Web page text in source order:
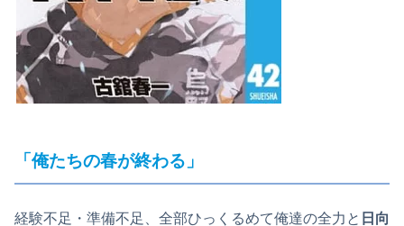
「俺たちの春が終わる」
経験不足・準備不足、全部ひっくるめて俺達の全力と 日向